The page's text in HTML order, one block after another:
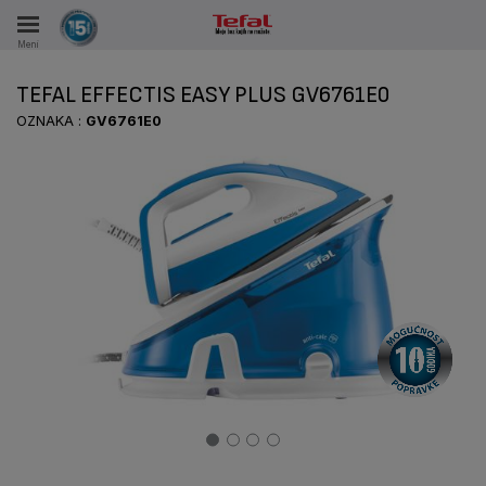
Meni
U PERIODU OD 15 GODINA
TEFAL EFFECTIS EASY PLUS GV6761E0
OZNAKA : GV6761E0